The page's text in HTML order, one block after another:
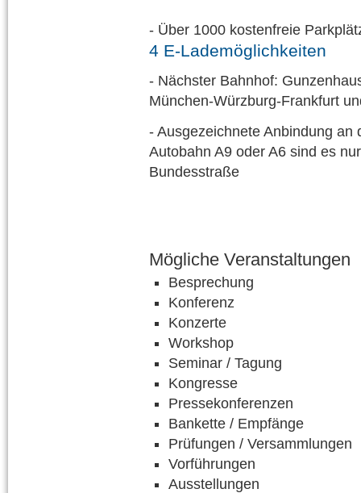
- Über 1000 kostenfreie
4 E-Lademöglichkeiten
- Nächster Bahnhof:
München-Würzburg-Frankfurt
- Ausgezeichnete Anbindung an
Autobahn A9 oder A6 sind es
Bundesstraße
Mögliche Veranstaltungen
Besprechung
Konferenz
Konzerte
Workshop
Seminar / Tagung
Kongresse
Pressekonferenzen
Bankette / Empfänge
Prüfungen / Versammlungen
Vorführungen
Ausstellungen